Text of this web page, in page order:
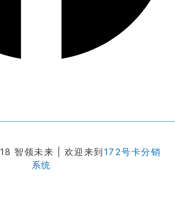
智领未来 | 欢迎来到 172号卡分销
系统